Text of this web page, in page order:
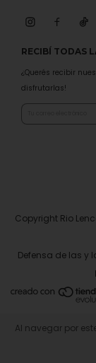
Al navegar por
RECIBÍ TODAS
¿Querés recibir
disfrutarlas!
Copyright Rio
Defensa de las y